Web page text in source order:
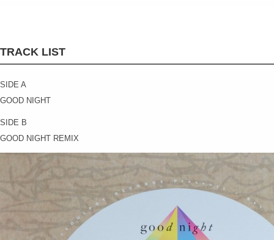
TRACK LIST
SIDE A
GOOD NIGHT
SIDE B
GOOD NIGHT REMIX